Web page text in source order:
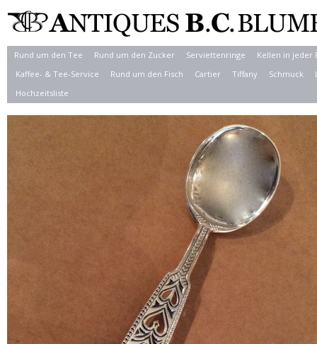
Rund um den Tee Rund um den Zucker Serviettenringe
Kellen in jeder
Kaffee- & Tee-Service
Rund um den Fisch Cartier Tiffany Schmuck
Hochzeitsliste